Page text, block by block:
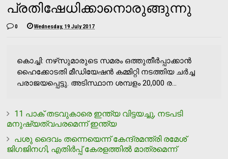
പ്രതിഷേധിക്കാനൊരുങ്ങുന്നു
0 Wednesday, 19 July 2017
കൊച്ചി: നഴ്‌സുമാരുടെ സമരം ഒത്തുതീര്‍പ്പാക്കാന്‍
ഹൈക്കോടതി മീഡിയേഷന്‍ കമ്മിറ്റി നടത്തിയ ചര്‍ച്ച
പരാജയപ്പെട്ടു. അടിസ്ഥാന ശമ്പളം 20,000 ര...
11 പാക് തടവുകാരെ ഇന്ത്യ വിട്ടയച്ചു, നടപടി
മനുഷ്യത്വപരമെന്ന് ഇന്ത്യ
പശു ദൈവം തന്നെയെന്ന് കേന്ദ്രമന്ത്രി രമേശ്
ജിഗജിനഗി, എതിര്‍പ്പ് കേരളത്തില്‍ മാത്രമെന്ന്